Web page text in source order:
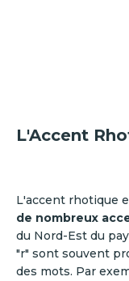
L'Accent
L'accent rhotique
de nombreux
du Nord-Est du
"r" sont souvent
des mots. Par